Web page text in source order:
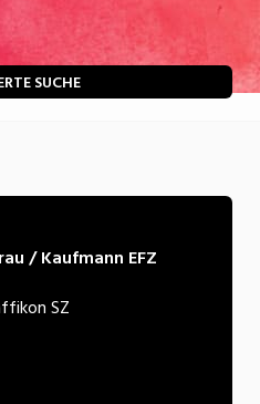
SUCHE
/ Kaufmann EFZ
SZ